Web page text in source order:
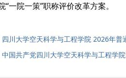
四川大学空天科学与工程学院 2026年
中国共产党四川大学空天科学与工程学